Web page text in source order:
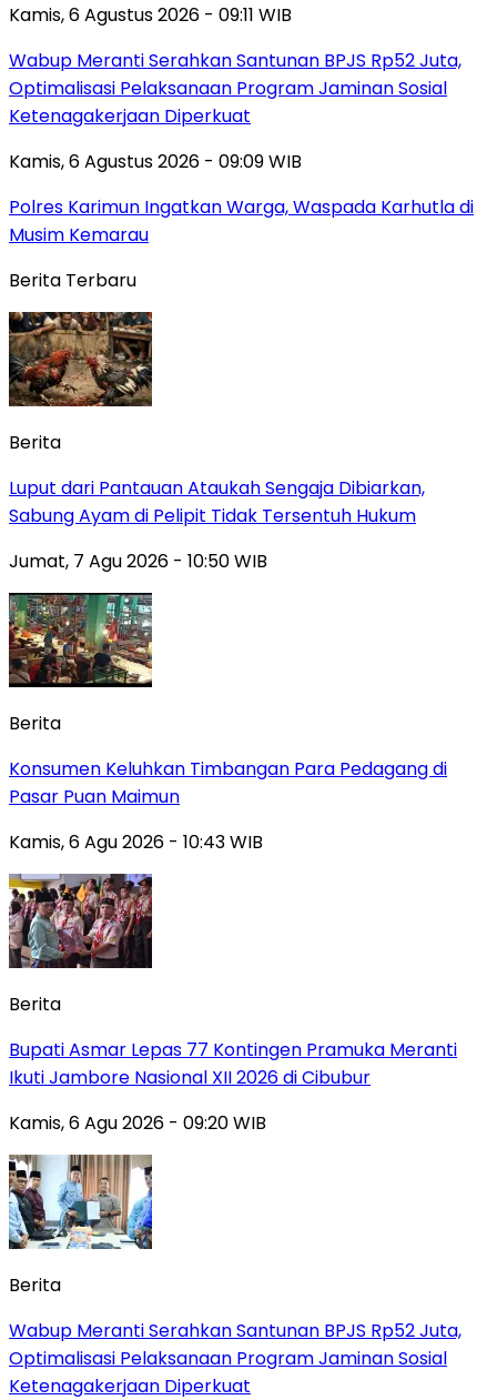
Kamis, 6 Agustus 2026 - 09:11 WIB
Wabup Meranti Serahkan Santunan BPJS Rp52 Juta,
Optimalisasi Pelaksanaan Program Jaminan Sosial
Ketenagakerjaan Diperkuat
Kamis, 6 Agustus 2026 - 09:09 WIB
Polres Karimun Ingatkan Warga, Waspada Karhutla di
Musim Kemarau
Berita Terbaru
Berita
Luput dari Pantauan Ataukah Sengaja Dibiarkan,
Sabung Ayam di Pelipit Tidak Tersentuh Hukum
Jumat, 7 Agu 2026 - 10:50 WIB
Berita
Konsumen Keluhkan Timbangan Para Pedagang di
Pasar Puan Maimun
Kamis, 6 Agu 2026 - 10:43 WIB
Berita
Bupati Asmar Lepas 77 Kontingen Pramuka Meranti
Ikuti Jambore Nasional XII 2026 di Cibubur
Kamis, 6 Agu 2026 - 09:20 WIB
Berita
Wabup Meranti Serahkan Santunan BPJS Rp52 Juta,
Optimalisasi Pelaksanaan Program Jaminan Sosial
Ketenagakerjaan Diperkuat